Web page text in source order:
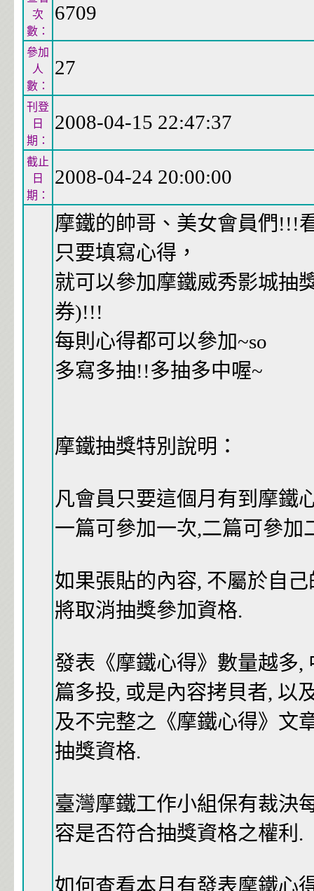
次
數：
6709
參加
人
數：
27
刊登
日
期：
2008-04-15 22:47:37
截止
日
期：
2008-04-24 20:00:00
摩鐵的帥哥、美女會員們!!!
只要填寫心得，
就可以參加摩鐵威秀影城抽
券)!!!
每則心得都可以參加~so
多寫多抽!!多抽多中喔~
摩鐵抽獎特別說明：
凡會員只要這個月有到摩鐵
一篇可參加一次,二篇可參加
如果張貼的內容, 不屬於自
將取消抽獎參加資格.
發表《摩鐵心得》數量越多,
篇多投, 或是內容拷貝者, 以
及不完整之《摩鐵心得》文
抽獎資格.
臺灣摩鐵工作小組保有裁決
容是否符合抽獎資格之權利.
如何查看本月有發表摩鐵心